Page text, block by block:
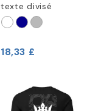
texte divisé
18,33 £